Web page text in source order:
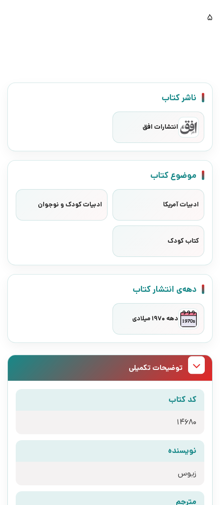
5
ناشر کتاب
انتشارات افق
موضوع کتاب
ادبیات آمریکا ادبیات کودک و نوجوان
کتاب کودک
دهه‌ی انتشار کتاب
دهه 1970 میلادی
توضیحات تکمیلی
کد کتاب
14680
نویسنده
زیوس
مترجم